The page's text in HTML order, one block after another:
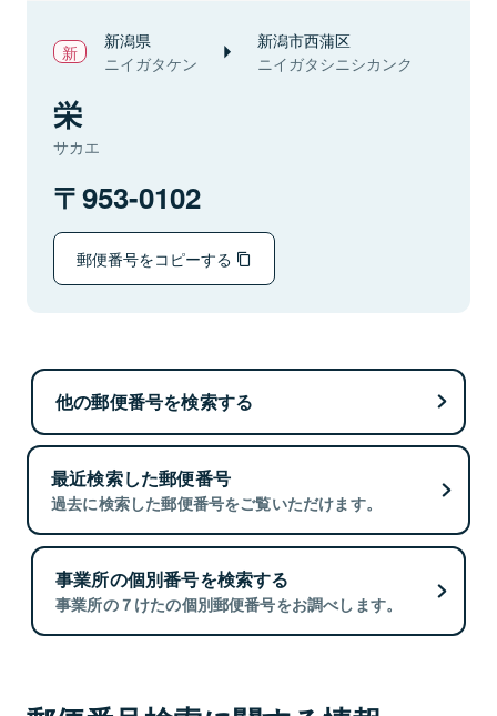
新潟県
ニイガタケン
新潟市西蒲区
ニイガタシニシカンク
栄
サカエ
953-0102
郵便番号をコピーする
他の郵便番号を検索する
最近検索した郵便番号
過去に検索した郵便番号をご覧いただけます。
事業所の個別番号を検索する
事業所の７けたの個別郵便番号をお調べします。